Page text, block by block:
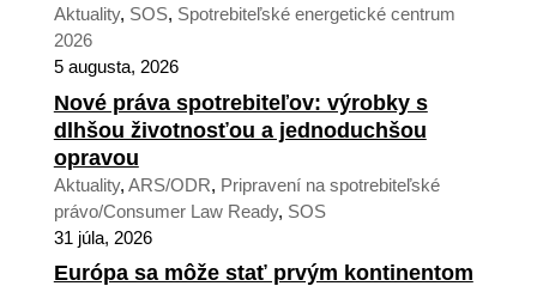
Aktuality, SOS, Spotrebiteľské energetické centrum
2026
5 augusta, 2026
Nové práva spotrebiteľov: výrobky s
dlhšou životnosťou a jednoduchšou
opravou
Aktuality, ARS/ODR, Pripravení na spotrebiteľské
právo/Consumer Law Ready, SOS
31 júla, 2026
Európa sa môže stať prvým kontinentom